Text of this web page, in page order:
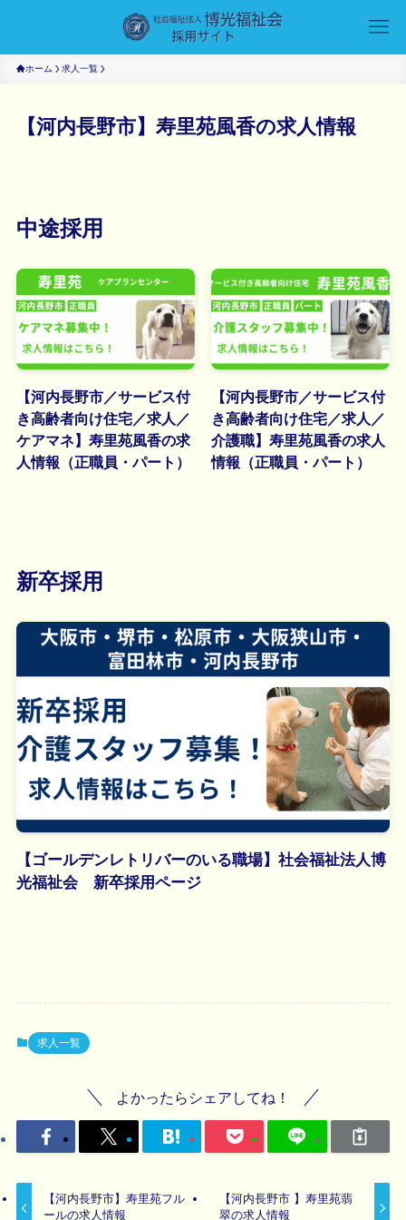
ホーム 求人一覧
【河内長野市】寿里苑風香の求人情報
中途採用
【河内長野市／サービス付
き高齢者向け住宅／求人／
ケアマネ】寿里苑風香の求
人情報（正職員・パート）
【河内長野市／サービス付
き高齢者向け住宅／求人／
介護職】寿里苑風香の求人
情報（正職員・パート）
新卒採用
【ゴールデンレトリバーのいる職場】社会福祉法人博
光福祉会 新卒採用ページ
求人一覧
よかったらシェアしてね！
【河内長野市】寿里苑フル
ールの求人情報
【河内長野市 】寿里苑翡
翠の求人情報